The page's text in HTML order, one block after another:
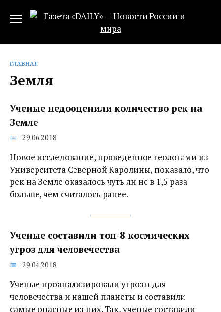
ГЛАВНАЯ
Земля
Ученые недооценили количество рек на
Земле
29.06.2018
Новое исследование, проведенное геологами из
Университета Северной Каролины, показало, что
рек на Земле оказалось чуть ли не в 1,5 раза
больше, чем считалось ранее.
Ученые составили топ-8 космических
угроз для человечества
29.04.2018
Ученые проанализировали угрозы для
человечества и нашей планеты и составили
самые опасные из них. Так, ученые составили